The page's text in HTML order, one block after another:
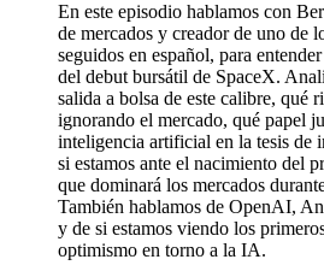
En este episodio hablamos con
de mercados y creador de uno de
seguidos en español, para
del debut bursátil de SpaceX.
salida a bolsa de este calibre, qué
ignorando el mercado, qué papel
inteligencia artificial en la tesis de
si estamos ante el nacimiento del
que dominará los mercados
También hablamos de OpenAI,
y de si estamos viendo los
optimismo en torno a la IA.